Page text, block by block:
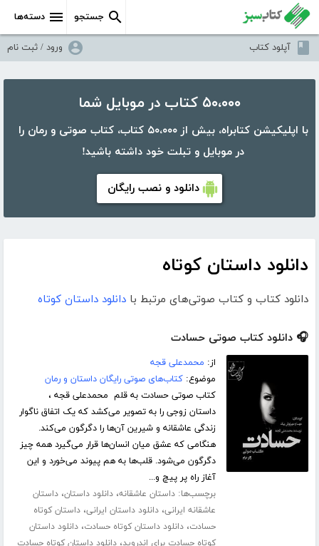
دسته‌ها جستجو
آپلود کتاب ورود / ثبت نام
۵۰،۰۰۰ کتاب در موبایل شما
با اپلیکیشن کتابراه، بیش از ۵۰،۰۰۰ کتاب، کتاب صوتی و رمان را
در موبایل و تبلت خود داشته باشید!
دانلود و نصب رایگان
دانلود داستان کوتاه
دانلود کتاب و کتاب صوتی‌های مرتبط با دانلود داستان کوتاه
🎧 دانلود کتاب صوتی حسادت
از: محمدعلی قجه
موضوع:کتاب‌های صوتی رایگان داستان و رمان
کتاب صوتی حسادت به قلم محمدعلی قجه ،
داستان زوجی را به تصویر می‌کشد که یک اتفاق ناگوار
زندگی عاشقانه و شیرین آن‌ها را دگرگون می‌کند.
هنگامی که عشق میان انسان‌ها قرار می‌گیرد همه چیز
دگرگون می‌شود. قلب‌ها به هم پیوند می‌خورد و این
آغاز راه پر پیچ و...
برچسب‌ها:داستان عاشقانه،دانلود داستان،داستان
عاشقانه ایرانی،دانلود داستان ایرانی،داستان کوتاه
حسادت،دانلود داستان کوتاه حسادت،دانلود داستان
کوتاه حسادت برای اندروید،دانلود داستان کوتاه حسادت